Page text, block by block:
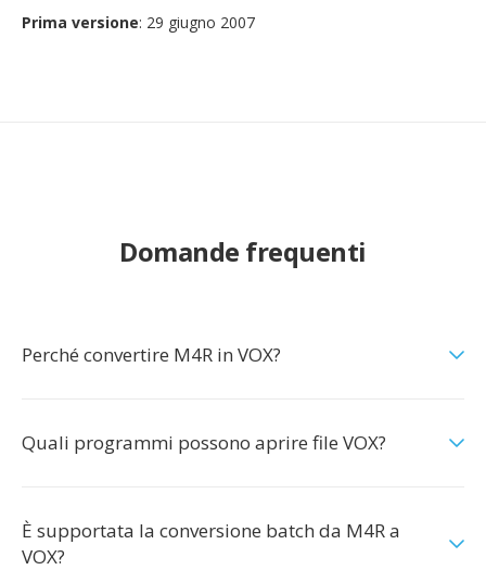
Prima versione: 29 giugno 2007
Domande frequenti
Perché convertire M4R in VOX?
Quali programmi possono aprire file VOX?
È supportata la conversione batch da M4R a
VOX?